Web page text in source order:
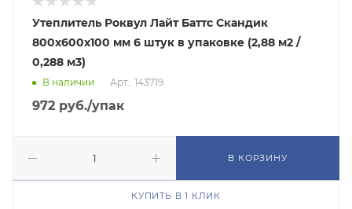
Утеплитель Роквул Лайт Баттс Скандик
800х600х100 мм 6 штук в упаковке (2,88 м2 /
0,288 м3)
В наличии Арт.: 143719
972 руб./упак
В КОРЗИНУ
КУПИТЬ В 1 КЛИК